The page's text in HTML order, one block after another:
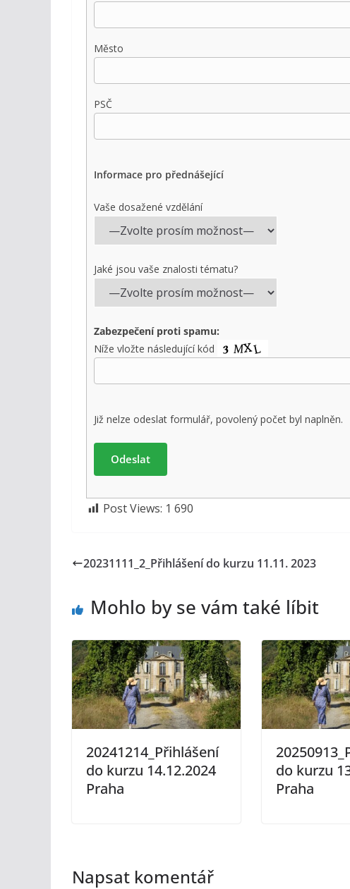
Město
PSČ
Informace pro přednášející
Vaše dosažené vzdělání
Jaké jsou vaše znalosti tématu?
Zabezpečení proti spamu:
Níže vložte následující kód
Již nelze odeslat formulář, povolený počet byl naplněn.
Post Views: 1 690
20231111_2_Přihlášení do kurzu 11.11. 2023
Mohlo by se vám také líbit
20241214_Přihlášení
do kurzu 14.12.2024
Praha
do kurzu
Praha
Napsat komentář